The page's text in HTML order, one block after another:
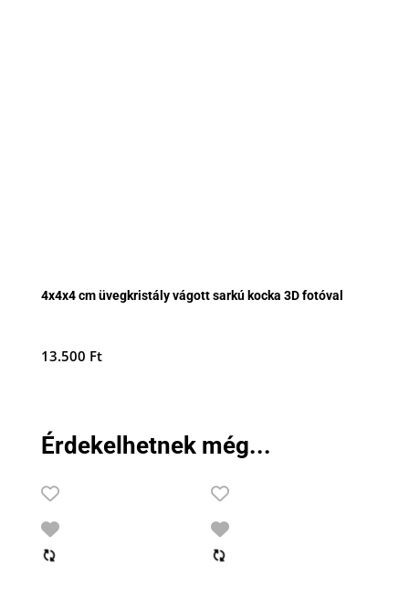
4x4x4 cm üvegkristály vágott sarkú kocka 3D fotóval
13.500 Ft
Érdekelhetnek még...